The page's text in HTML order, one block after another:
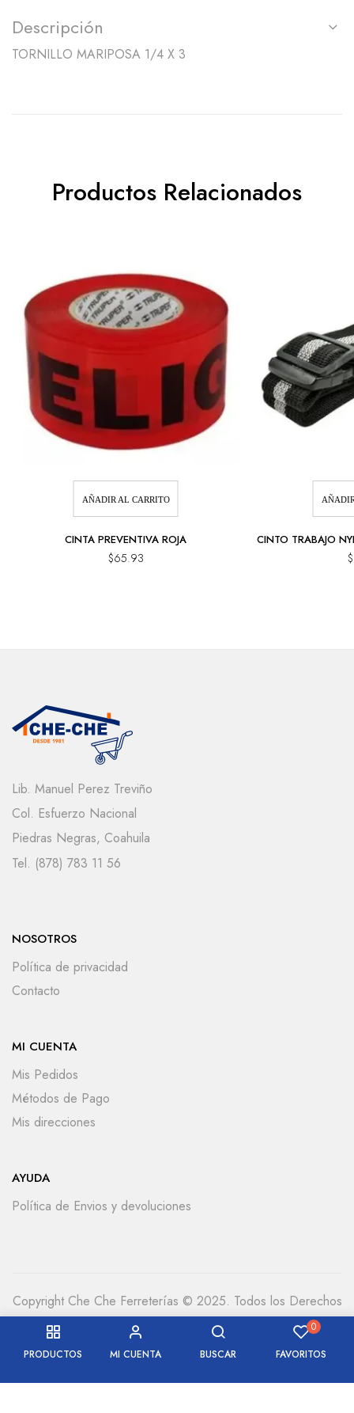
PRODUCTOS MI CUENTA BUSCAR
0
FAVORITOS
Descripción
TORNILLO MARIPOSA 1/4 X 3
Productos Relacionados
AÑADIR AL CARRITO
CINTA PREVENTIVA ROJA
$65.93
CINTO TRABAJO
$
Lib. Manuel Perez Treviño
Col. Esfuerzo Nacional
Piedras Negras, Coahuila
Tel. (878) 783 11 56
NOSOTROS
Política de privacidad
Contacto
MI CUENTA
Mis Pedidos
Métodos de Pago
Mis direcciones
AYUDA
Política de Envios y devoluciones
Copyright Che Che Ferreterías © 2025. Todos los Derechos
Reservados